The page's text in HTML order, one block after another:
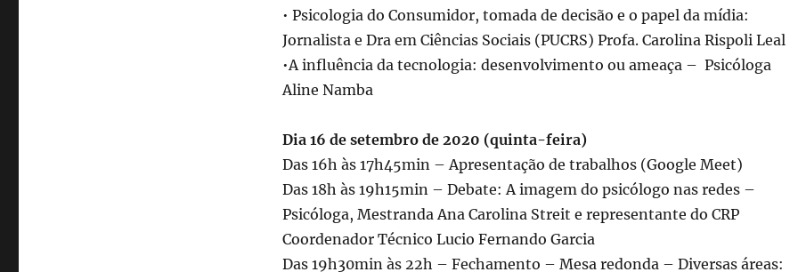
• Psicologia do Consumidor, tomada de decisão e o papel da mídia:
Jornalista e Dra em Ciências Sociais (PUCRS) Profa. Carolina Rispoli Leal
•A influência da tecnologia: desenvolvimento ou ameaça – Psicóloga
Aline Namba
Dia 16 de setembro de 2020 (quinta-feira)
Das 16h às 17h45min – Apresentação de trabalhos (Google Meet)
Das 18h às 19h15min – Debate: A imagem do psicólogo nas redes –
Psicóloga, Mestranda Ana Carolina Streit e representante do CRP
Coordenador Técnico Lucio Fernando Garcia
Das 19h30min às 22h – Fechamento – Mesa redonda – Diversas áreas: